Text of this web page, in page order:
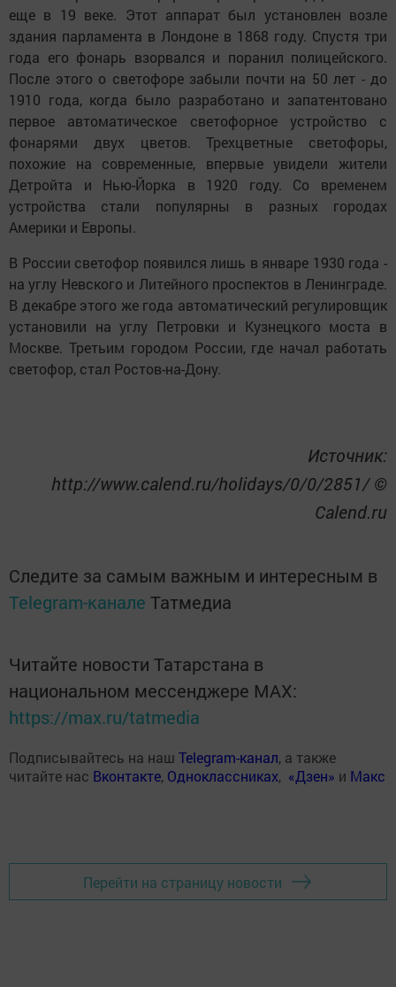
еще в 19 веке. Этот аппарат был установлен возле
здания парламента в Лондоне в 1868 году. Спустя три
года его фонарь взорвался и поранил полицейского.
После этого о светофоре забыли почти на 50 лет - до
1910 года, когда было разработано и запатентовано
первое автоматическое светофорное устройство с
фонарями двух цветов. Трехцветные светофоры,
похожие на современные, впервые увидели жители
Детройта и Нью-Йорка в 1920 году. Со временем
устройства стали популярны в разных городах
Америки и Европы.
В России светофор появился лишь в январе 1930 года -
на углу Невского и Литейного проспектов в Ленинграде.
В декабре этого же года автоматический регулировщик
установили на углу Петровки и Кузнецкого моста в
Москве. Третьим городом России, где начал работать
светофор, стал Ростов-на-Дону.
Источник:
http://www.calend.ru/holidays/0/0/2851/ ©
Calend.ru
Следите за самым важным и интересным в
Telegram-канале Татмедиа
Читайте новости Татарстана в
национальном мессенджере MАХ:
https://max.ru/tatmedia
Подписывайтесь на наш Telegram-канал, а также
читайте нас Вконтакте, Одноклассниках, «Дзен» и Макс
Перейти на страницу новости